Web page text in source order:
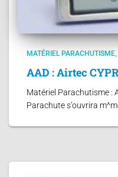
MATÉRIEL PARACHUTISME
AAD : Airtec
Matériel Parachutisme :
Parachute s’ouvrira